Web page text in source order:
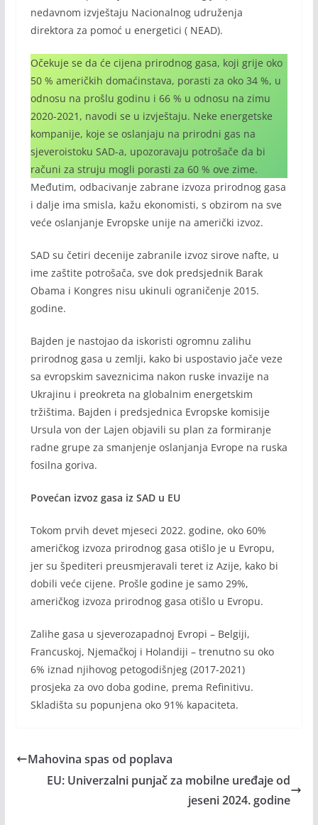
nedavnom izvještaju Nacionalnog udruženja
direktora za pomoć u energetici ( NEAD).
Očekuje se da će cijena prirodnog gasa, koji grije oko
50 % američkih domaćinstava, porasti za oko 34 %, u
odnosu na prošlu godinu i 66 % u odnosu na zimu
2020-2021, navodi se u izvještaju. Neke energetske
kompanije, koje se oslanjaju na prirodni gas na
sjeveroistoku SAD-a, upozoravaju potrošače da bi
računi za struju mogli porasti za 60 % ove zime.
Međutim, odbacivanje zabrane izvoza prirodnog gasa
i dalje ima smisla, kažu ekonomisti, s obzirom na sve
veće oslanjanje Evropske unije na američki izvoz.
SAD su četiri decenije zabranile izvoz sirove nafte, u
ime zaštite potrošača, sve dok predsjednik Barak
Obama i Kongres nisu ukinuli ograničenje 2015.
godine.
Bajden je nastojao da iskoristi ogromnu zalihu
prirodnog gasa u zemlji, kako bi uspostavio jače veze
sa evropskim saveznicima nakon ruske invazije na
Ukrajinu i preokreta na globalnim energetskim
tržištima. Bajden i predsjednica Evropske komisije
Ursula von der Lajen objavili su plan za formiranje
radne grupe za smanjenje oslanjanja Evrope na ruska
fosilna goriva.
Povećan izvoz gasa iz SAD u EU
Tokom prvih devet mjeseci 2022. godine, oko 60%
američkog izvoza prirodnog gasa otišlo je u Evropu,
jer su špediteri preusmjeravali teret iz Azije, kako bi
dobili veće cijene. Prošle godine je samo 29%,
američkog izvoza prirodnog gasa otišlo u Evropu.
Zalihe gasa u sjeverozapadnoj Evropi – Belgiji,
Francuskoj, Njemačkoj i Holandiji – trenutno su oko
6% iznad njihovog petogodišnjeg (2017-2021)
prosjeka za ovo doba godine, prema Refinitivu.
Skladišta su popunjena oko 91% kapaciteta.
Mahovina spas od poplava
EU: Univerzalni punjač za mobilne uređaje od
jeseni 2024. godine